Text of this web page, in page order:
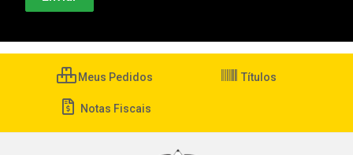
Meus Pedidos Títulos
Notas Fiscais